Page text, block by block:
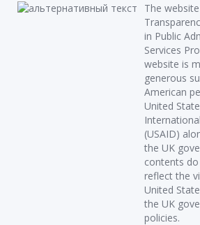
The
in Public
Services
website is
generous
American
United
(USAID)
the UK
contents
reflect the
United
the UK
policies.